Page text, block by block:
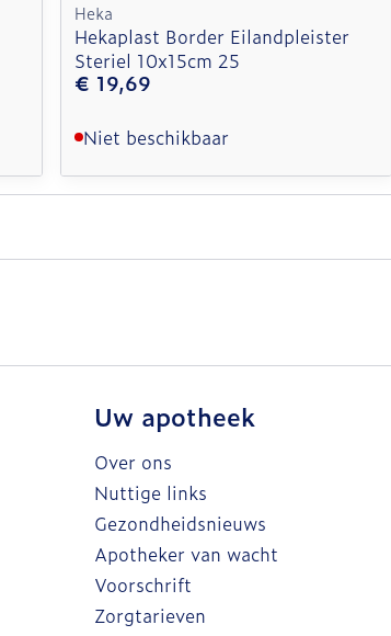
Heka
Hekaplast Border Eilandpleister
Steriel 10x15cm 25
€ 19,69
Niet beschikbaar
Uw apotheek
Over ons
Nuttige links
Gezondheidsnieuws
Apotheker van wacht
Voorschrift
Zorgtarieven